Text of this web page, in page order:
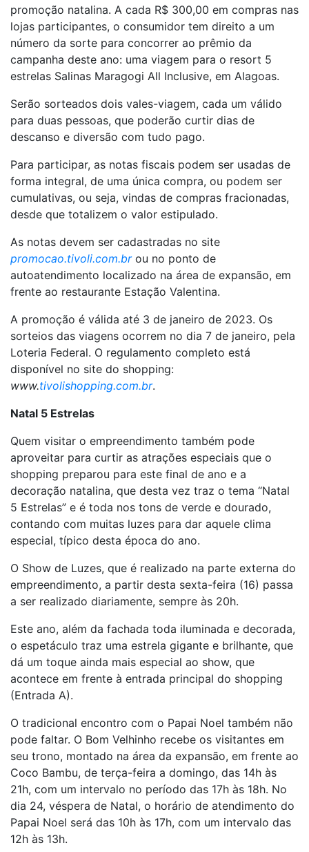
promoção natalina. A cada R$ 300,00 em compras nas
lojas participantes, o consumidor tem direito a um
número da sorte para concorrer ao prêmio da
campanha deste ano: uma viagem para o resort 5
estrelas Salinas Maragogi All Inclusive, em Alagoas.
Serão sorteados dois vales-viagem, cada um válido
para duas pessoas, que poderão curtir dias de
descanso e diversão com tudo pago.
Para participar, as notas fiscais podem ser usadas de
forma integral, de uma única compra, ou podem ser
cumulativas, ou seja, vindas de compras fracionadas,
desde que totalizem o valor estipulado.
As notas devem ser cadastradas no site
promocao.tivoli.com.brou no ponto de
autoatendimento localizado na área de expansão, em
frente ao restaurante Estação Valentina.
A promoção é válida até 3 de janeiro de 2023. Os
sorteios das viagens ocorrem no dia 7 de janeiro, pela
Loteria Federal. O regulamento completo está
disponível no site do shopping:
www.tivolishopping.com.br.
Natal 5 Estrelas
Quem visitar o empreendimento também pode
aproveitar para curtir as atrações especiais que o
shopping preparou para este final de ano e a
decoração natalina, que desta vez traz o tema “Natal
5 Estrelas” e é toda nos tons de verde e dourado,
contando com muitas luzes para dar aquele clima
especial, típico desta época do ano.
O Show de Luzes, que é realizado na parte externa do
empreendimento, a partir desta sexta-feira (16) passa
a ser realizado diariamente, sempre às 20h.
Este ano, além da fachada toda iluminada e decorada,
o espetáculo traz uma estrela gigante e brilhante, que
dá um toque ainda mais especial ao show, que
acontece em frente à entrada principal do shopping
(Entrada A).
O tradicional encontro com o Papai Noel também não
pode faltar. O Bom Velhinho recebe os visitantes em
seu trono, montado na área da expansão, em frente ao
Coco Bambu, de terça-feira a domingo, das 14h às
21h, com um intervalo no período das 17h às 18h. No
dia 24, véspera de Natal, o horário de atendimento do
Papai Noel será das 10h às 17h, com um intervalo das
12h às 13h.